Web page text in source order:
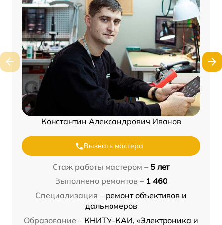
Константин Александрович Иванов
Вызвать мастера
Стаж работы мастером – 5 лет
Выполнено ремонтов – 1 460
Специализация – ремонт объективов и
дальномеров
Образование – КНИТУ-КАИ, «Электроника и